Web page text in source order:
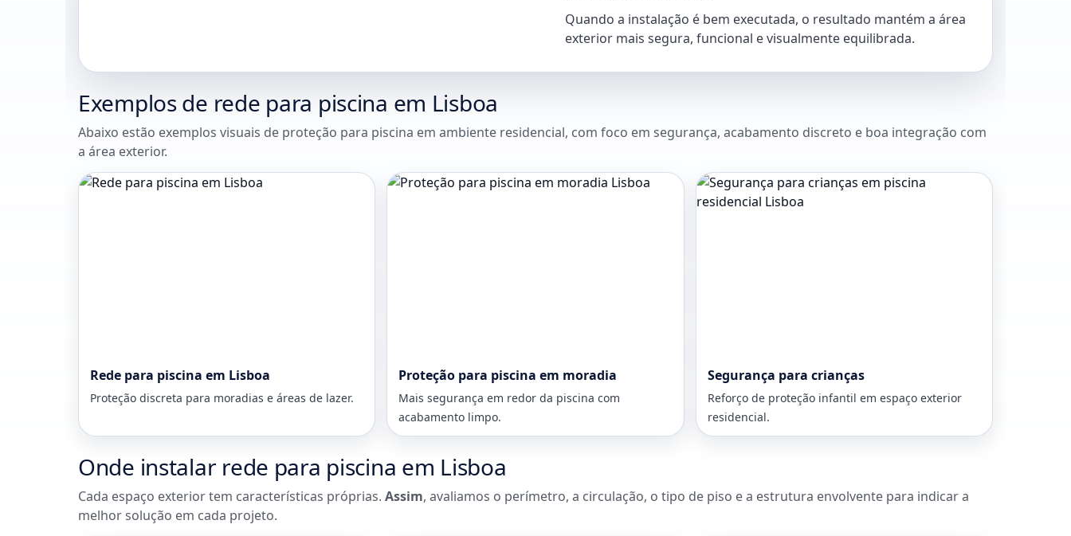
Quando a instalação é bem executada, o resultado mantém a área
exterior mais segura, funcional e visualmente equilibrada.
Exemplos de rede para piscina em Lisboa
Abaixo estão exemplos visuais de proteção para piscina em ambiente residencial, com foco em segurança, acabamento discreto e boa integração com
a área exterior.
Rede para piscina em Lisboa
Proteção discreta para moradias e áreas de lazer.
Proteção para piscina em moradia
Mais segurança em redor da piscina com
acabamento limpo.
Segurança para crianças
Reforço de proteção infantil em espaço exterior
residencial.
Onde instalar rede para piscina em Lisboa
Cada espaço exterior tem características próprias. Assim, avaliamos o perímetro, a circulação, o tipo de piso e a estrutura envolvente para indicar a
melhor solução em cada projeto.